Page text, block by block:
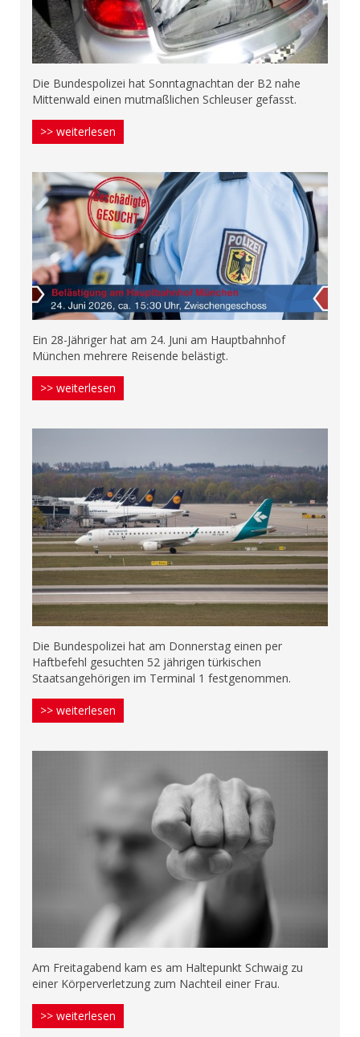
Die Bundespolizei hat Sonntagnachtan der B2 nahe
Mittenwald einen mutmaßlichen Schleuser gefasst.
>> weiterlesen
Ein 28-Jähriger hat am 24. Juni am Hauptbahnhof
München mehrere Reisende belästigt.
>> weiterlesen
Die Bundespolizei hat am Donnerstag einen per
Haftbefehl gesuchten 52 jährigen türkischen
Staatsangehörigen im Terminal 1 festgenommen.
>> weiterlesen
Am Freitagabend kam es am Haltepunkt Schwaig zu
einer Körperverletzung zum Nachteil einer Frau.
>> weiterlesen